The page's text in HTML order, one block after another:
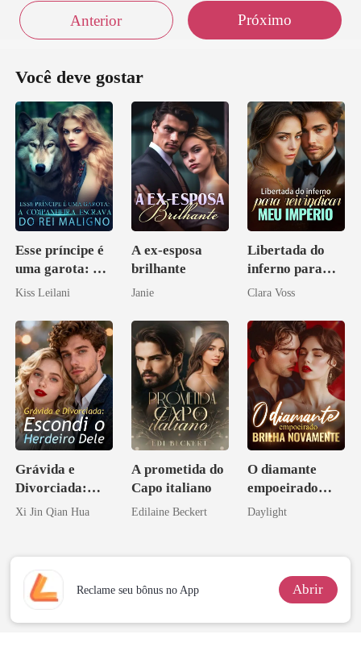
Anterior Próximo
Você deve gostar
Esse príncipe é
uma garota: A
companheira
maligno
Kiss Leilani
A ex-esposa
brilhante
Janie
Libertada do
inferno para
reivindicar meu
Clara Voss
Grávida e
Divorciada:
Escondi o
Xi Jin Qian Hua
A prometida do
Capo italiano
Edilaine Beckert
O diamante
empoeirado
brilha
Daylight
Reclame seu bônus no App Abrir